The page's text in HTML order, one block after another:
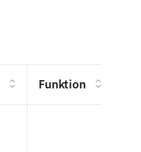
Funktion